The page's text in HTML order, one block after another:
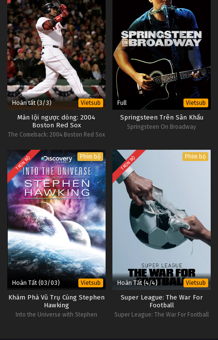
Hoàn tất (3/3) Vietsub
Màn lội ngược dòng: 2004
Boston Red Sox
The Comeback: 2004 Boston Red Sox
Full Vietsub
Springsteen Trên Sân Khấu
Springsteen On Broadway
TRỌN BỘ Phim bộ
Hoàn Tất (03/03) Vietsub
Khám Phá Vũ Trụ Cùng Stephen
Hawking
Into the Universe with Stephen
TRỌN BỘ Phim bộ
Hoàn Tất (4/4) Vietsub
Super League: The War For
Football
Super League: The War For Football